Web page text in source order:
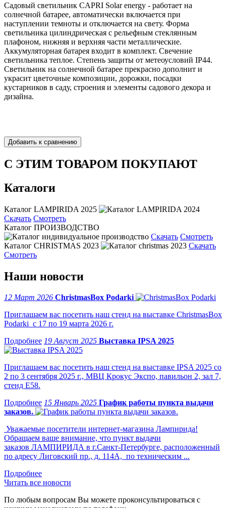
Садовый светильник CAPRI Solar energy - работает на
солнечной батарее, автоматически включается при
наступлении темноты и отключается на свету. Форма
светильника цилиндрическая с рельефным стеклянным
плафоном, нижняя и верхняя части металлические.
Аккумуляторная батарея входит в комплект. Свечение
светильника теплое. Степень защиты от метеоусловий IP44.
Светильник на солнечной батарее прекрасно дополнит и
украсит цветочные композиции, дорожки, посадки
кустарников в саду, строения и элементы садового декора и
дизайна.
С ЭТИМ ТОВАРОМ ПОКУПАЮТ
Каталоги
Каталог LAMPIRIDA 2025
Скачать Смотреть
Каталог ПРОИЗВОДСТВО
Скачать Смотреть
Каталог CHRISTMAS 2023
Скачать
Смотреть
Наши новости
12 Март 2026 ChristmasBox Podarki
Приглашаем вас посетить наш стенд на выставке ChristmasBox
Podarki с 17 по 19 марта 2026 г.
19 Август 2025 Выставка IPSA 2025
Приглашаем вас посетить наш стенд на выставке IPSA 2025 со
2 по 3 сентября 2025 г., МВЦ Крокус Экспо, павильон 2, зал 7,
стенд Е58.
15 Январь 2025 График работы пункта выдачи
заказов.
Уважаемые посетители интернет-магазина Лампирида!
Обращаем ваше внимание, что пункт выдачи
заказов ЛАМПИРИДА в г.Санкт-Петербурге, расположенный
по адресу Лиговский пр., д. 114А, по техническим ...
Читать все новости
По любым вопросам Вы можете проконсультироваться с